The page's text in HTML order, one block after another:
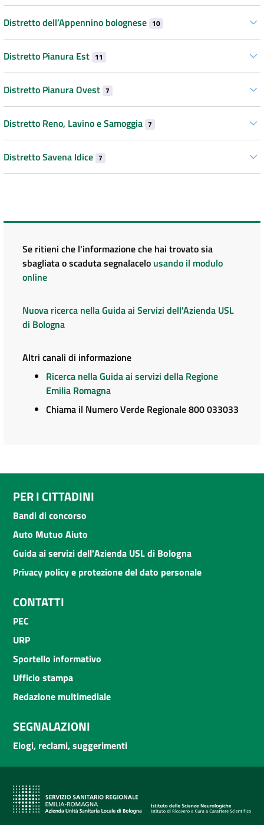
Distretto dell’Appennino bolognese 10
Distretto Pianura Est 11
Distretto Pianura Ovest 7
Distretto Reno, Lavino e Samoggia 7
Distretto Savena Idice 7
Se ritieni che l'informazione che hai trovato sia
sbagliata o scaduta segnalacelo usando il modulo
online
Nuova ricerca nella Guida ai Servizi dell'Azienda USL
di Bologna
Altri canali di informazione
Ricerca nella Guida ai servizi della Regione
Emilia Romagna
Chiama il Numero Verde Regionale 800 033033
PER I CITTADINI
Bandi di concorso
Auto Mutuo Aiuto
Guida ai servizi dell'Azienda USL di Bologna
Privacy policy e protezione del dato personale
CONTATTI
PEC
URP
Sportello informativo
Ufficio stampa
Redazione multimediale
SEGNALAZIONI
Elogi, reclami, suggerimenti